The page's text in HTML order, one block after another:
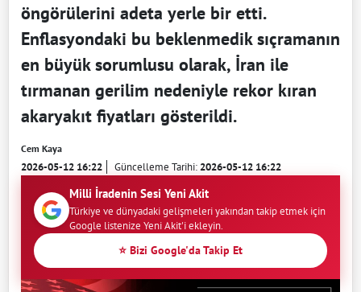
öngörülerini adeta yerle bir etti.
Enflasyondaki bu beklenmedik sıçramanın
en büyük sorumlusu olarak, İran ile
tırmanan gerilim nedeniyle rekor kıran
akaryakıt fiyatları gösterildi.
Cem Kaya
2026-05-12 16:22 Güncelleme Tarihi:2026-05-12 16:22
Milli İradenin Sesi Yeni Akit
Türkiye ve dünyadaki gelişmeleri yakından takip etmek için
Google listenize Yeni Akit'i ekleyin.
⭐ Bizi Google'da Takip Et